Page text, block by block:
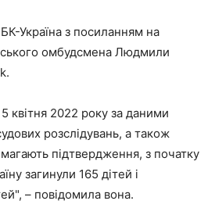
Україна з посиланням на
омбудсмена Людмили
квітня 2022 року за даними
розслідувань, а також
підтвердження, з початку
загинули 165 дітей і
– повідомила вона.